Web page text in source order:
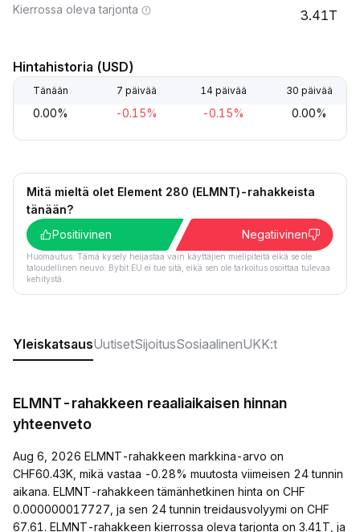
Kierrossa oleva tarjonta 3.41T
Hintahistoria (USD)
Tänään 7 päivää 14 päivää 30 päivää
0.00% -0.15% -0.15% 0.00%
Mitä mieltä olet Element 280 (ELMNT)-rahakkeista
tänään?
Positiivinen
Negatiivinen
Huomautus: Tämä kysely heijastaa vain käyttäjien mielipiteitä eikä se ole
taloudellinen neuvo. Bybit EU ei tue sitä, eikä sen ole tarkoitus osoittaa tulevaa
kehitystä.
YleiskatsausUutisetSijoitusSosiaalinenUKK:t
ELMNT-rahakkeen reaaliaikaisen hinnan
yhteenveto
Aug 6, 2026 ELMNT-rahakkeen markkina-arvo on
CHF60.43K, mikä vastaa -0.28% muutosta viimeisen 24 tunnin
aikana. ELMNT-rahakkeen tämänhetkinen hinta on CHF
0.000000017727, ja sen 24 tunnin treidausvolyymi on CHF
67.61. ELMNT-rahakkeen kierrossa oleva tarjonta on 3.41T, ja